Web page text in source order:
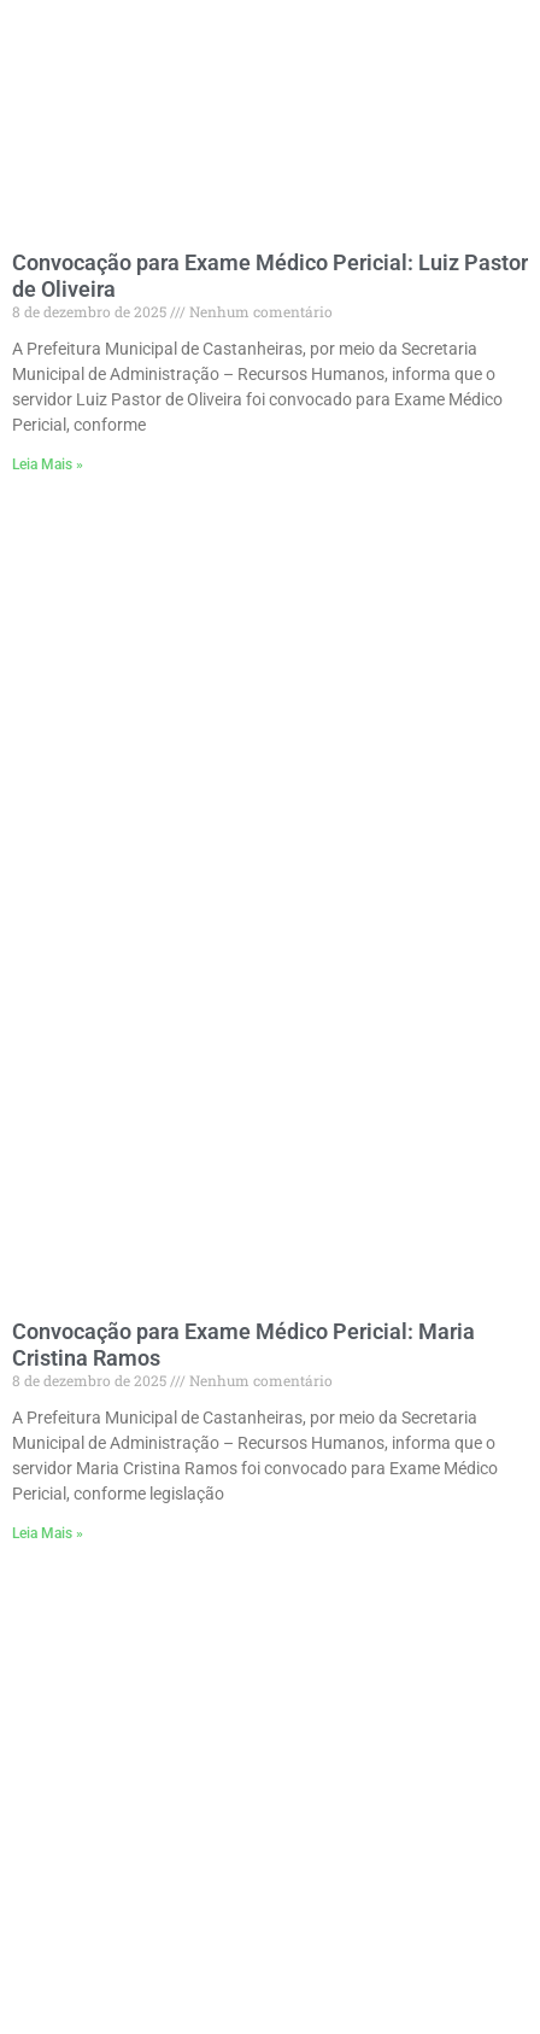
Convocação para Exame Médico Pericial: Luiz Pastor
de Oliveira
8 de dezembro de 2025
Nenhum comentário
A Prefeitura Municipal de Castanheiras, por meio da Secretaria
Municipal de Administração – Recursos Humanos, informa que o
servidor Luiz Pastor de Oliveira foi convocado para Exame Médico
Pericial, conforme
Leia Mais »
Convocação para Exame Médico Pericial: Maria
Cristina Ramos
8 de dezembro de 2025
Nenhum comentário
A Prefeitura Municipal de Castanheiras, por meio da Secretaria
Municipal de Administração – Recursos Humanos, informa que o
servidor Maria Cristina Ramos foi convocado para Exame Médico
Pericial, conforme legislação
Leia Mais »